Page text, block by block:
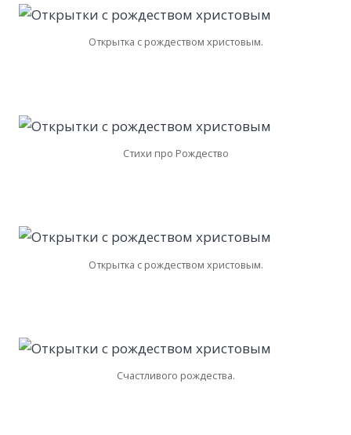
Открытка с рождеством христовым.
Стихи про Рождество
Открытка с рождеством христовым.
Счастливого рождества.